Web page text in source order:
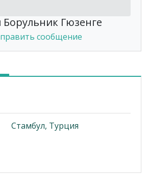
Борульник Гюзенге
сообщение
Стамбул, Турция